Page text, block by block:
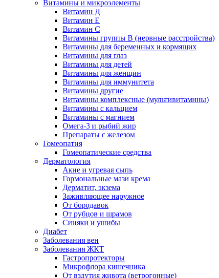
Витамины и микроэлементы
Витамин Д
Витамин Е
Витамин С
Витамины группы В (нервные расстройства)
Витамины для беременных и кормящих
Витамины для глаз
Витамины для детей
Витамины для женщин
Витамины для иммунитета
Витамины другие
Витамины комплексные (мультивитамины)
Витамины с кальцием
Витамины с магнием
Омега-3 и рыбий жир
Препараты с железом
Гомеопатия
Гомеопатические средства
Дерматология
Акне и угревая сыпь
Гормональные мази крема
Дерматит, экзема
Заживляющее наружное
От бородавок
От рубцов и шрамов
Синяки и ушибы
Диабет
Заболевания вен
Заболевания ЖКТ
Гастропротекторы
Микрофлора кишечника
От вздутия живота (ветрогонные)